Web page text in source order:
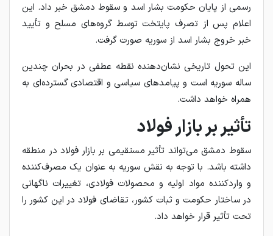
رسمی از پایان حکومت بشار اسد و سقوط دمشق خبر داد. این
اعلام پس از تصرف پایتخت توسط گروه‌های مسلح و تأیید
خبر خروج بشار اسد از سوریه صورت گرفت.
این تحول تاریخی نشان‌دهنده نقطه عطفی در بحران چندین
ساله سوریه است و پیامدهای سیاسی و اقتصادی گسترده‌ای به
همراه خواهد داشت.
تأثیر بر بازار فولاد
سقوط دمشق می‌تواند تأثیر مستقیمی بر بازار فولاد در منطقه
داشته باشد. با توجه به نقش سوریه به عنوان یک مصرف‌کننده
و واردکننده مواد اولیه و محصولات فولادی، تغییرات ناگهانی
در ساختار حکومت و ثبات کشور، تقاضای فولاد در این کشور را
تحت تأثیر قرار خواهد داد.